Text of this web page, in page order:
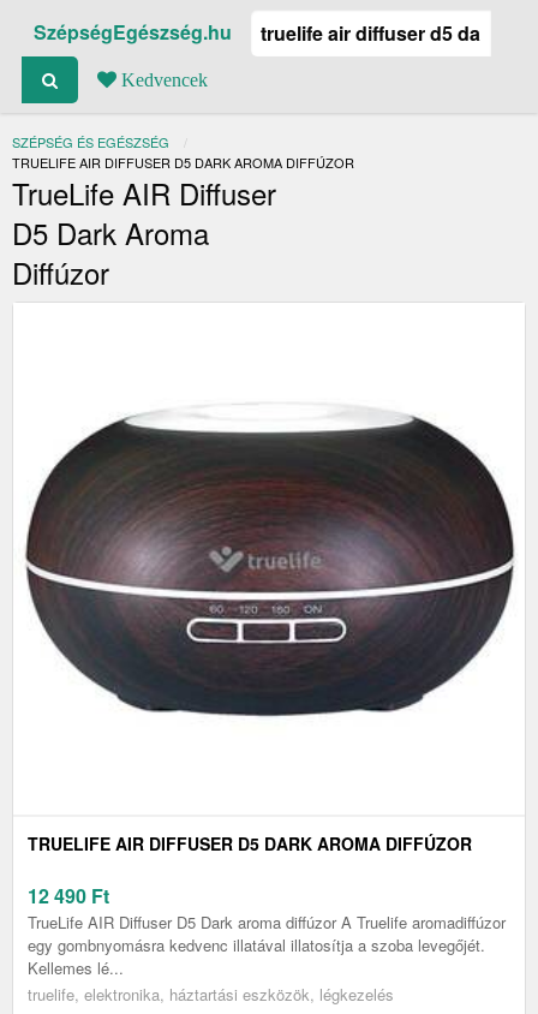
SzépségEgészség.hu
Kedvencek
SZÉPSÉG ÉS EGÉSZSÉG
JELENLEGI:
TRUELIFE AIR DIFFUSER D5 DARK AROMA DIFFÚZOR
TrueLife AIR Diffuser
D5 Dark Aroma
Diffúzor
TRUELIFE AIR DIFFUSER D5 DARK AROMA DIFFÚZOR
12 490 Ft
TrueLife AIR Diffuser D5 Dark aroma diffúzor A Truelife aromadiffúzor
egy gombnyomásra kedvenc illatával illatosítja a szoba levegőjét.
Kellemes lé...
truelife, elektronika, háztartási eszközök, légkezelés